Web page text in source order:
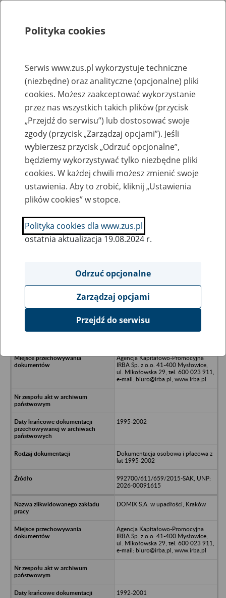
Rejestry, ewidencje i archiwa
Baza zlikwidowanych lub
przekształconych zakładów pracy
Nazwa zakładu pracy:
SZUKAJ
Ukryj wszystkie pozycje bazy
Saxon International System INC Sp. z
Agencja Kapitałowo-Promocyjna
IRBA Sp. z o.o. 41-400 Mysłowice,
ul. Mikołowska 29, tel. 600 023 911,
e-mail: biuro@irba.pl, www.irba.pl
1995-2002
Dokumentacja osobowa i płacowa z
lat 1995-2002
992700/611/659/2015-SAK, UNP:
2026-00091615
DOMIX S.A. w upadłości, Kraków
Agencja Kapitałowo-Promocyjna
IRBA Sp. z o.o. 41-400 Mysłowice,
ul. Mikołowska 29, tel. 600 023 911,
e-mail: biuro@irba.pl, www.irba.pl
1992-2001
Polityka cookies
Serwis www.zus.pl wykorzystuje techniczne
(niezbędne) oraz analityczne (opcjonalne) pliki
cookies. Możesz zaakceptować wykorzystanie
przez nas wszystkich takich plików (przycisk
„Przejdź do serwisu”) lub dostosować swoje
zgody (przycisk „Zarządzaj opcjami”). Jeśli
wybierzesz przycisk „Odrzuć opcjonalne”,
będziemy wykorzystywać tylko niezbędne pliki
cookies. W każdej chwili możesz zmienić swoje
ustawienia. Aby to zrobić, kliknij „Ustawienia
plików cookies” w stopce.
Polityka cookies dla www.zus.pl
ostatnia aktualizacja 19.08.2024 r.
Odrzuć opcjonalne
Zarządzaj opcjami
Przejdź do serwisu